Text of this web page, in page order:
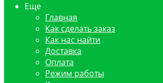
Еще
Главная
Как сделать заказ
Как нас найти
Доставка
Оплата
Режим работы